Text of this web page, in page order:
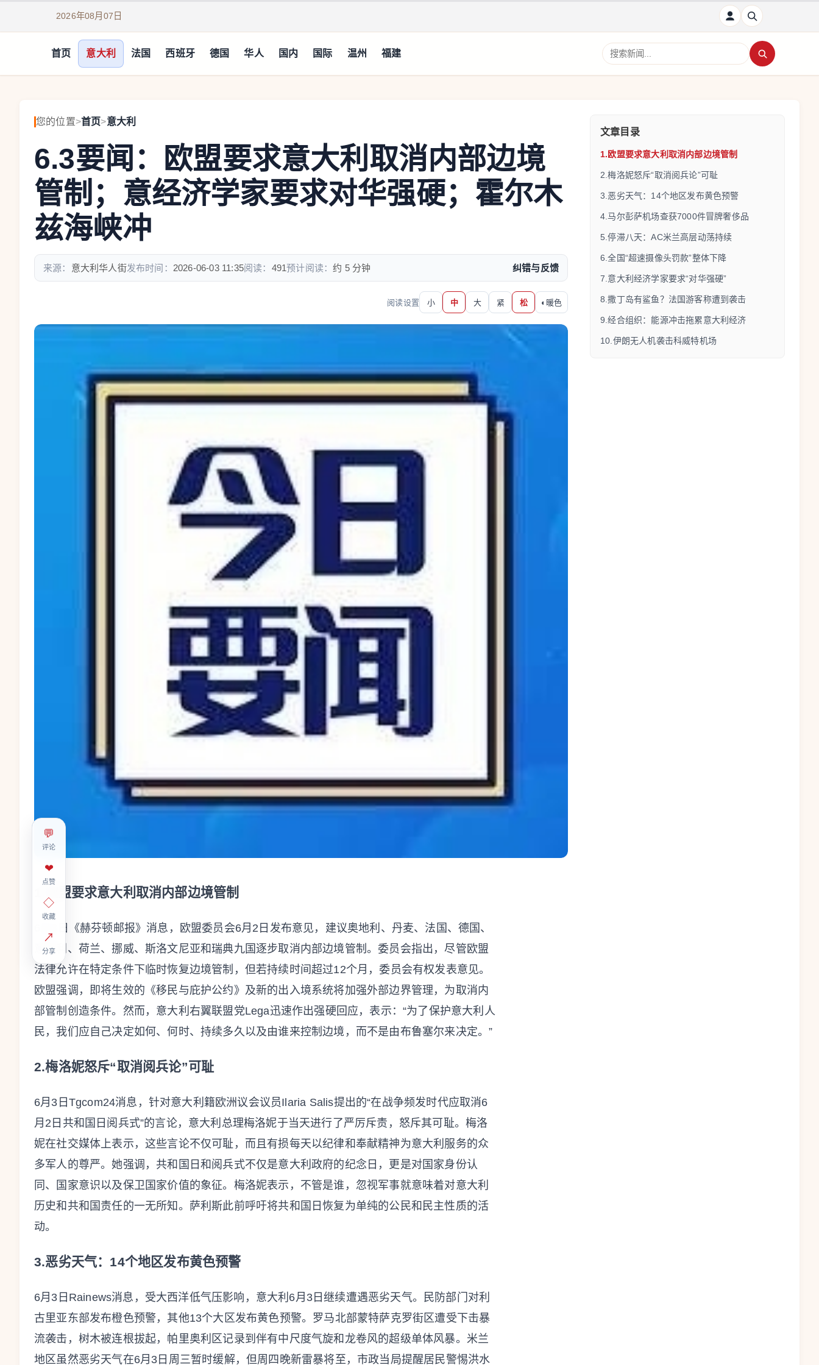
2026年08月07日
首页 意大利 法国 西班牙 德国 华人 国内 国际 温州 福建
搜索新闻
您的位置>首页>意大利
6.3要闻：欧盟要求意大利取消内部边境
管制；意经济学家要求对华强硬；霍尔木
兹海峡冲
来源： 意大利华人街发布时间： 2026-06-03 11:35阅读： 491预计阅读：约 5 分钟 纠错与反馈
阅读设置 小 中 大 紧 松 ◐ 暖色
💬
评论
❤
点赞
◇
收藏
↗
分享
1.欧盟要求意大利取消内部边境管制
6月3日《赫芬顿邮报》消息，欧盟委员会6月2日发布意见，建议奥地利、丹麦、法国、德国、
意大利、荷兰、挪威、斯洛文尼亚和瑞典九国逐步取消内部边境管制。委员会指出，尽管欧盟
法律允许在特定条件下临时恢复边境管制，但若持续时间超过12个月，委员会有权发表意见。
欧盟强调，即将生效的《移民与庇护公约》及新的出入境系统将加强外部边界管理，为取消内
部管制创造条件。然而，意大利右翼联盟党Lega迅速作出强硬回应，表示：“为了保护意大利人
民，我们应自己决定如何、何时、持续多久以及由谁来控制边境，而不是由布鲁塞尔来决定。”
2.梅洛妮怒斥“取消阅兵论”可耻
6月3日Tgcom24消息，针对意大利籍欧洲议会议员Ilaria Salis提出的“在战争频发时代应取消6
月2日共和国日阅兵式”的言论，意大利总理梅洛妮于当天进行了严厉斥责，怒斥其可耻。梅洛
妮在社交媒体上表示，这些言论不仅可耻，而且有损每天以纪律和奉献精神为意大利服务的众
多军人的尊严。她强调，共和国日和阅兵式不仅是意大利政府的纪念日，更是对国家身份认
同、国家意识以及保卫国家价值的象征。梅洛妮表示，不管是谁，忽视军事就意味着对意大利
历史和共和国责任的一无所知。萨利斯此前呼吁将共和国日恢复为单纯的公民和民主性质的活
动。
3.恶劣天气：14个地区发布黄色预警
6月3日Rainews消息，受大西洋低气压影响，意大利6月3日继续遭遇恶劣天气。民防部门对利
古里亚东部发布橙色预警，其他13个大区发布黄色预警。罗马北部蒙特萨克罗街区遭受下击暴
流袭击，树木被连根拔起，帕里奥利区记录到伴有中尺度气旋和龙卷风的超级单体风暴。米兰
地区虽然恶劣天气在6月3日周三暂时缓解，但周四晚新雷暴将至，市政当局提醒居民警惕洪水
文章目录
1.欧盟要求意大利取消内部边境管制
2.梅洛妮怒斥“取消阅兵论”可耻
3.恶劣天气：14个地区发布黄色预警
4.马尔彭萨机场查获7000件冒牌奢侈品
5.停滞八天：AC米兰高层动荡持续
6.全国“超速摄像头罚款”整体下降
7.意大利经济学家要求“对华强硬”
8.撒丁岛有鲨鱼？法国游客称遭到袭击
9.经合组织：能源冲击拖累意大利经济
10.伊朗无人机袭击科威特机场